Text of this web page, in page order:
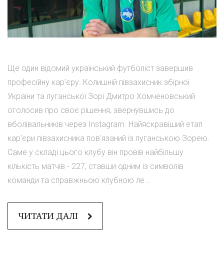
Ще один відомий український футболіст завершив
професійну кар'єру. Колишній півзахисник збірної
України та луганської Зорі Дмитро Хомченовський
оголосив про своє рішення, звернувшись до
вболівальників через Instagram. Найяскравіший етап
кар'єри півзахисника пов'язаний із луганською Зорею.
Саме у складі цього клубу він провів найбільшу
кількість матчів - 227, ставши одним із символів
команди та справжньою клубною ле...
ЧИТАТИ ДАЛІ